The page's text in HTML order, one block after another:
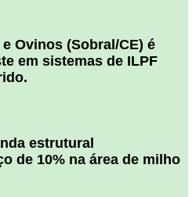
Ovinos (Sobral/CE) é
em sistemas de ILPF
estrutural
de 10% na área de milho